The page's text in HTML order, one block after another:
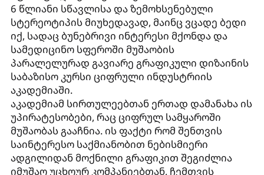
6 წლიანი სწავლისა და ზემოხსენებული
სტერეოტიპის მიუხედავად, მაინც ვცადე ბედი
იქ, სადაც ბუნებრივი ინტერესი მქონდა და
სამედიცინო სფეროში მუშაობის
პარალელურად გავიარე გრაფიკული დიზაინის
საბაზისო კურსი ციფრული ინდუსტრიის
აკადემიაში.
აკადემიამ სირთულეებთან ერთად დამანახა ის
უპირატესობები, რაც ციფრულ სამყაროში
მუშაობას გააჩნია. ის ფაქტი რომ შენთვის
საინტერესო საქმიანობით ნებისმიერი
ადგილიდან მოქნილი გრაფიკით შეგიძლია
იმუშაო უცხოურ კომპანიებთან, ჩემთვის